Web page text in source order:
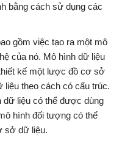
bằng cách sử dụng các
gồm việc tạo ra một mô
của nó. Mô hình dữ liệu
kế một lược đồ cơ sở
liệu theo cách có cấu trúc.
dữ liệu có thể được dùng
hình đối tượng có thể
sở dữ liệu.